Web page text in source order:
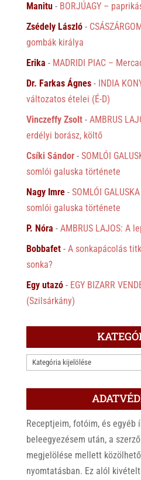
Manitu- BORJÚAGY –
Zsédely László-
gombák királya
Erika - MADRIDI PIAC –
Dr. Farkas Ágnes- INDIA
változatos ételei (É-D)
Vinczeffy Zsolt- AMBRUS
erdélyi borász, költő
Csíki Sándor- SOMLÓI
somlói galuska története
Nagy Imre- SOMLÓI
somlói galuska története
P. Nóra - AMBRUS LAJOS: A
Bobbafet- A sonkapácolás
sonka?
Egy utazó- EGY BIZARR
(Szilsárkány)
KATEGÓRIÁK
Receptjeim, fotóim, és egyéb
beleegyezésem után, a
megjelölése mellett
nyomtatásban. Ez alól